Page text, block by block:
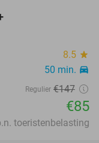
8.5 star
50 min. directions_car
Regulier €147
€85
toeristenbelasting